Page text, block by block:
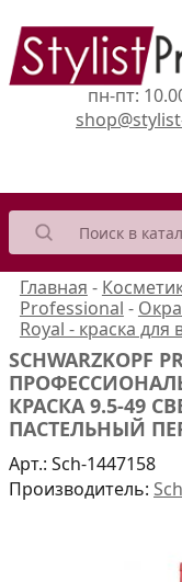
пн-пт:
Главная -
Professional -
Royal - краска для
SCHWARZKOPF
КРАСКА 9.5-49
ПАСТЕЛЬНЫЙ
Арт.: Sch-1447158
Производитель: